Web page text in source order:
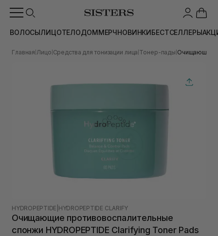
ВОЛОСЫЛИЦОТЕЛОДОММЕРЧНОВИНКИБЕСТСЕЛЛЕРЫ
Главная Лицо Средства для тонизации лица Тонер-пады Очищающие
HYDROPEPTIDE HYDROPEPTIDE CLARIFY
Очищающие противовоспалительные
спонжи HYDROPEPTIDE Clarifying Toner Pads